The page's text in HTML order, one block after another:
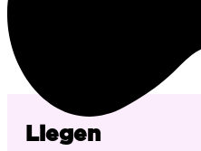
Liegen